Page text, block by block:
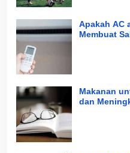
Apakah AC
Membuat
Makanan
dan